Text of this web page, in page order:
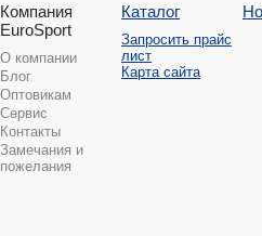
Компания
EuroSport
О компании
Блог
Оптовикам
Сервис
Контакты
Замечания и
пожелания
Каталог
Запросить прайс
лист
Карта сайта